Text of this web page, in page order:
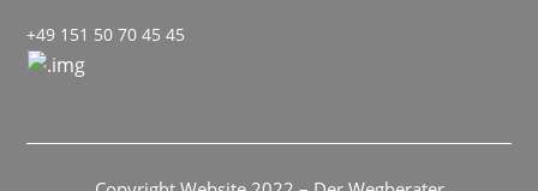
+49 151 50 70 45 45